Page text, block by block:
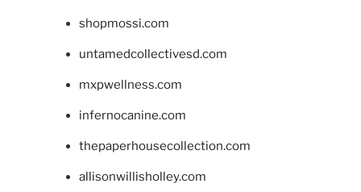
shopmossi.com
untamedcollectivesd.com
mxpwellness.com
infernocanine.com
thepaperhousecollection.com
allisonwillisholley.com